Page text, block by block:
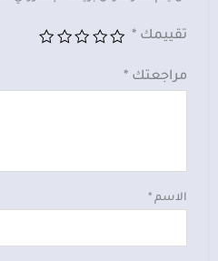
تقييمك *
مراجعتك *
الاسم*